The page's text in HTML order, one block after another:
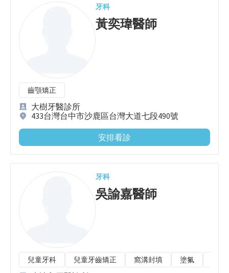
牙科
黃奕瑋醫師
齒顎矯正
大樹牙醫診所
433台灣台中市沙鹿區台灣大道七段490號
安排看診
牙科
吳諭嘉醫師
兒童牙科 兒童牙齒矯正 窩溝封填 塗氟